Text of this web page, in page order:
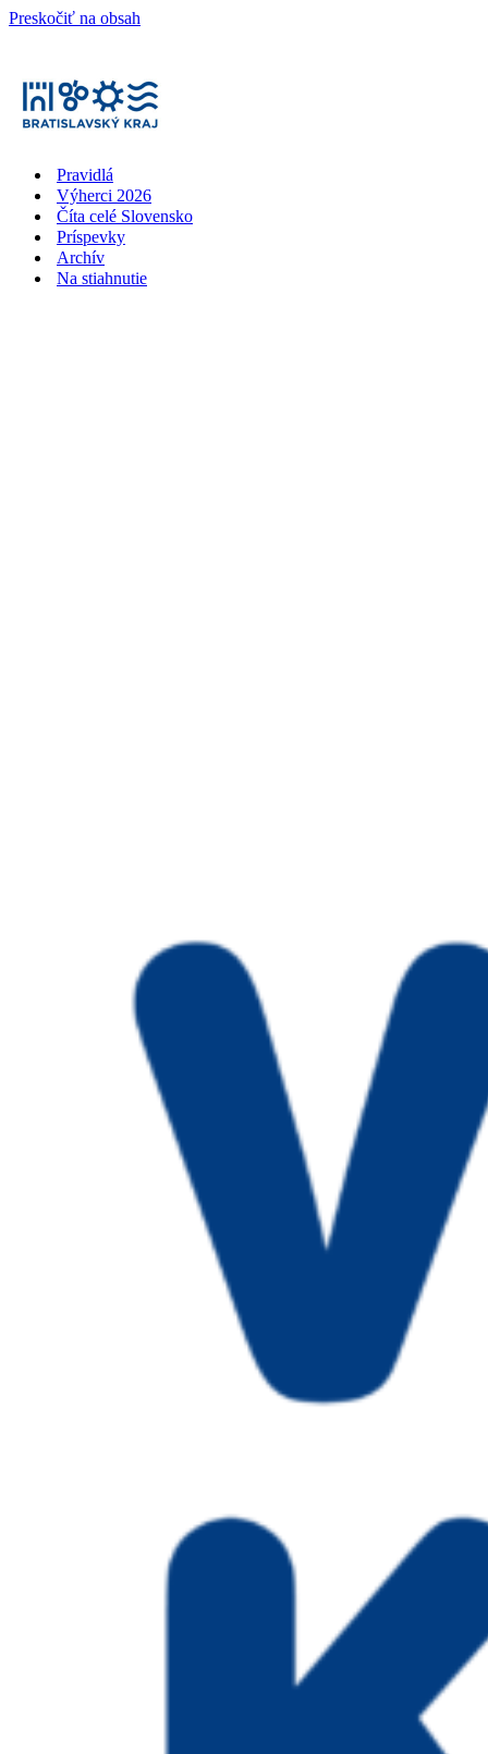
Preskočiť na obsah
Pravidlá
Výherci 2026
Číta celé Slovensko
Príspevky
Archív
Na stiahnutie